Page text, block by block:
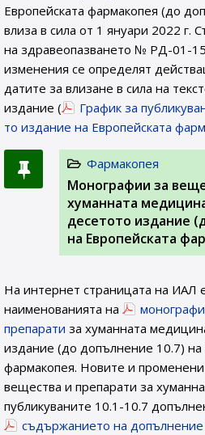
Европейската фармакопея (до
влиза в сила от 1 януари 2022 г.
на здравеопазването № РД-01-
изменения се определят
датите за влизане в сила на
издание (
График за
то издание на Европейската
Фармакопея
Монографии за
хуманната
десетото издание
на Европейската
На интернет страницата на ИАЛ
наименованията на
препарати за хуманната
издание (до допълнение 10.7) на
фармакопея. Новите и
вещества и препарати за
публикуваните 10.1-10.7
съдържанието на допълнение